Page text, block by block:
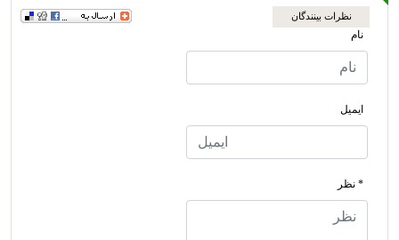
نظرات بینندگان
نام
ایمیل
* نظر